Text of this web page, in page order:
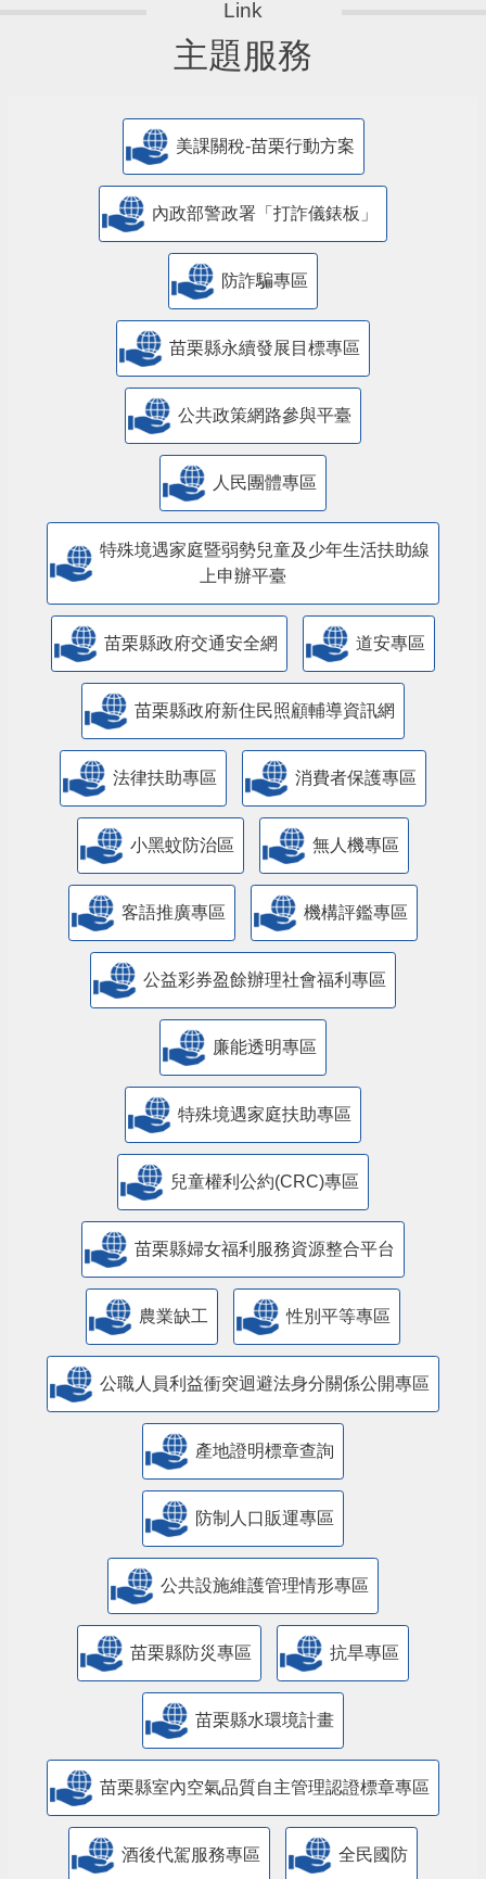
主題服務
美課關稅-苗栗行動方案
內政部警政署「打詐儀錶板」
防詐騙專區
苗栗縣永續發展目標專區
公共政策網路參與平臺
人民團體專區
特殊境遇家庭暨弱勢兒童及少年生活扶助線
上申辦平臺
苗栗縣政府交通安全網 道安專區
苗栗縣政府新住民照顧輔導資訊網
法律扶助專區 消費者保護專區
小黑蚊防治區 無人機專區
客語推廣專區 機構評鑑專區
公益彩券盈餘辦理社會福利專區
廉能透明專區
特殊境遇家庭扶助專區
兒童權利公約(CRC)專區
苗栗縣婦女福利服務資源整合平台
農業缺工 性別平等專區
公職人員利益衝突迴避法身分關係公開專區
產地證明標章查詢
防制人口販運專區
​公共設施維護管理情形專區
苗栗縣防災專區 抗旱專區
苗栗縣水環境計畫
苗栗縣室內空氣品質自主管理認證標章專區
酒後代駕服務專區 全民國防